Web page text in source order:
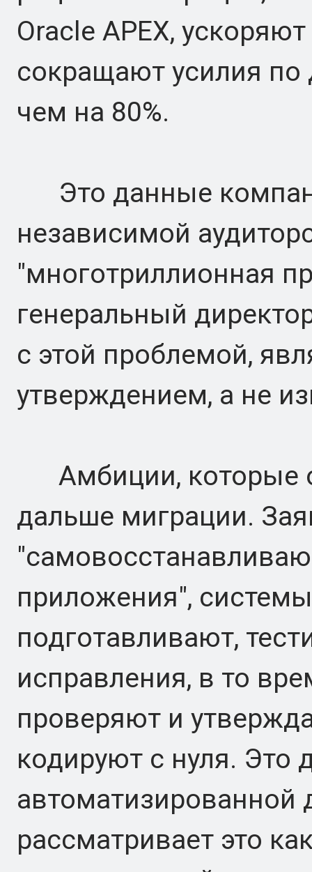
Oracle APEX,
сокращают усилия
чем на 80%.
Это данные
независимой
"многотриллионная
генеральный
с этой проблемой,
утверждением, а не
Амбиции, которые
дальше миграции.
приложения",
подготавливают,
исправления, в то
проверяют и
кодируют с нуля. Это
автоматизированной
рассматривает это